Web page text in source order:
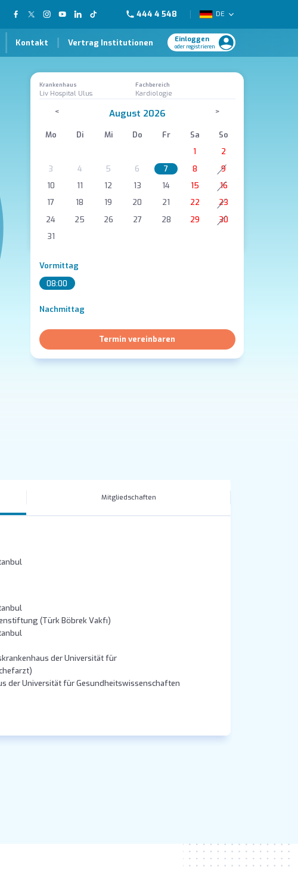
444 4 548 DE
Kontakt Vertrag Institutionen Einloggen
oder registrieren
Krankenhaus
Liv Hospital Ulus
Fachbereich
Kardiologie
< August 2026 >
Mo Di Mi Do Fr Sa
So
1
2
3
4 5 6 7 8
9
10
11 12 13 14 15
16
17
18 19 20 21 22
23
24
25 26 27 28 29
30
31
Vormittag
08:00
Nachmittag
Termin vereinbaren
Mitgliedschaften
(Türk Böbrek Vakfı)
der Universität für
der Universität für Gesundheitswissenschaften